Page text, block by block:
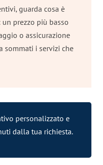
guarda cosa è
prezzo più basso
o assicurazione
sommati i servizi che
personalizzato e
dalla tua richiesta.